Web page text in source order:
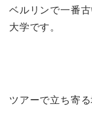
ベルリンで一番
大学です。
ツアーで立ち寄